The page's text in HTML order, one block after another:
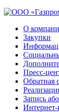
О
Закупки
Пресс-
Обратная
Запись